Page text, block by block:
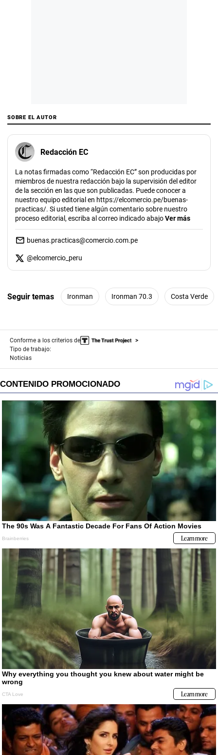
SOBRE EL AUTOR
Redacción EC
La notas firmadas como “Redacción EC” son producidas por
miembros de nuestra redacción bajo la supervisión del editor
de la sección en las que son publicadas. Puede conocer a
nuestro equipo editorial en https://elcomercio.pe/buenas-
practicas/. Si usted tiene algún comentario sobre nuestro
proceso editorial, escriba al correo indicado abajoVer más
buenas.practicas@comercio.com.pe
@elcomercio_peru
Seguir temas Ironman Ironman 70.3 Costa Verde
Conforme a los criterios de
Tipo de trabajo:
Noticias